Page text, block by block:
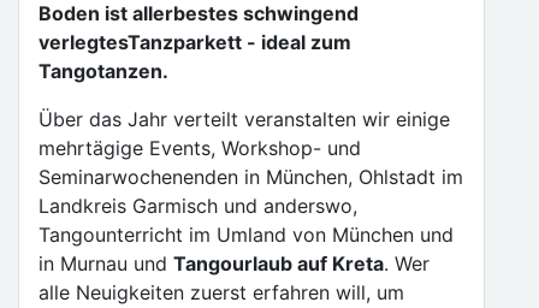
Boden ist allerbestes schwingend
verlegtesTanzparkett - ideal zum
Tangotanzen.
Über das Jahr verteilt veranstalten wir einige
mehrtägige Events, Workshop- und
Seminarwochenenden in München, Ohlstadt im
Landkreis Garmisch und anderswo,
Tangounterricht im Umland von München und
in Murnau und Tangourlaub auf Kreta. Wer
alle Neuigkeiten zuerst erfahren will, um